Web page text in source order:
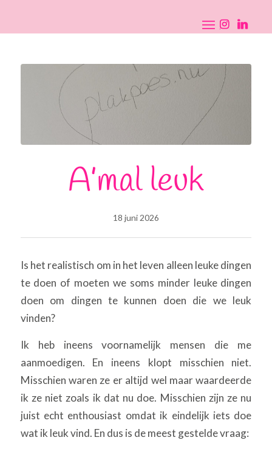
A’mal leuk
18 juni 2026
Is het realistisch om in het leven alleen leuke dingen
te doen of moeten we soms minder leuke dingen
doen om dingen te kunnen doen die we leuk
vinden?
Ik heb ineens voornamelijk mensen die me
aanmoedigen. En ineens klopt misschien niet.
Misschien waren ze er altijd wel maar waardeerde
ik ze niet zoals ik dat nu doe. Misschien zijn ze nu
juist echt enthousiast omdat ik eindelijk iets doe
wat ik leuk vind. En dus is de meest gestelde vraag: